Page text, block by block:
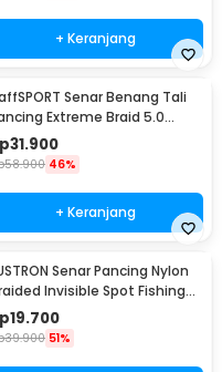
+ Keranjang
Senar Benang Tali
Extreme Braid 5.0
- FM-PEL
31.900
58.900 46%
+ Keranjang
Senar Pancing Nylon
Invisible Spot Fishing
500M 0.4 - DPLS
19.700
39.900 51%